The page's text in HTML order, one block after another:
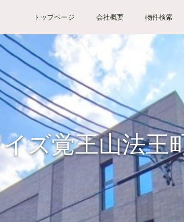
トップページ 会社概要 物件検索
ズ覚王山法王